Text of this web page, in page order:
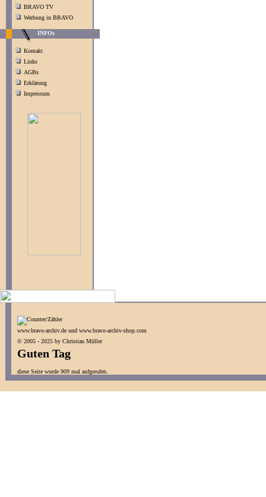
BRAVO TV
Werbung in BRAVO
INFOs
Kontakt
Links
AGBs
Erklärung
Impressum
www.bravo-archiv.de und www.bravo-archiv-shop.com
© 2005 - 2025 by Christian Müller
Guten Tag
diese Seite wurde 909 mal aufgerufen.